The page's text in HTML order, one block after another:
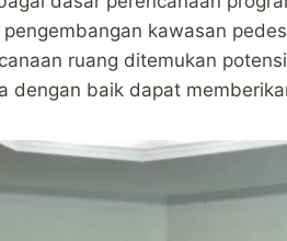
kawasan
ruang ditemukan
dengan baik dapat